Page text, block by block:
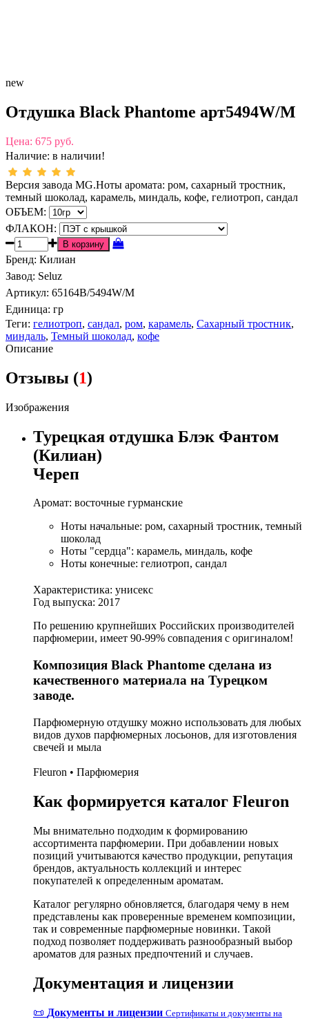
new
Отдушка Black Phantome арт5494W/M
Цена: 675 руб.
Наличие: в наличии!
Версия завода MG.Ноты аромата: ром, сахарный тростник,
темный шоколад, карамель, миндаль, кофе, гелиотроп, сандал
ОБЪЕМ:
ФЛАКОН:
Бренд: Килиан
Завод: Seluz
Артикул: 65164B/5494W/M
Единица: гр
Теги: гелиотроп, сандал, ром, карамель, Сахарный тростник,
миндаль, Темный шоколад, кофе
Описание
Отзывы (1)
Изображения
Турецкая отдушка Блэк Фантом
(Килиан)
Череп
Аромат: восточные гурманские
Ноты начальные: ром, сахарный тростник, темный
шоколад
Ноты "сердца": карамель, миндаль, кофе
Ноты конечные: гелиотроп, сандал
Характеристика: унисекс
Год выпуска: 2017
По решению крупнейших Российских производителей
парфюмерии, имеет 90-99% совпадения с оригиналом!
Композиция Black Phantome сделана из
качественного материала на Турецком
заводе.
Парфюмерную отдушку можно использовать для любых
видов духов парфюмерных лосьонов, для изготовления
свечей и мыла
Fleuron • Парфюмерия
Как формируется каталог Fleuron
Мы внимательно подходим к формированию
ассортимента парфюмерии. При добавлении новых
позиций учитываются качество продукции, репутация
брендов, актуальность коллекций и интерес
покупателей к определенным ароматам.
Каталог регулярно обновляется, благодаря чему в нем
представлены как проверенные временем композиции,
так и современные парфюмерные новинки. Такой
подход позволяет поддерживать разнообразный выбор
ароматов для разных предпочтений и случаев.
Документация и лицензии
📜 Документы и лицензии Сертификаты и документы на